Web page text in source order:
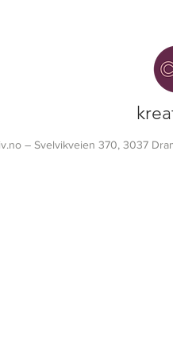
– Svelvikveien 370, 3037